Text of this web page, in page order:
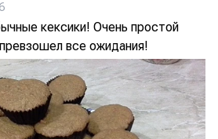
кексики! Очень простой
все ожидания!